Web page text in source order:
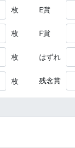
枚
枚
枚
枚
E賞
F賞
はずれ
残念賞